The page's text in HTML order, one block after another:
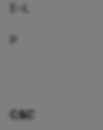
E–L
P
C&C